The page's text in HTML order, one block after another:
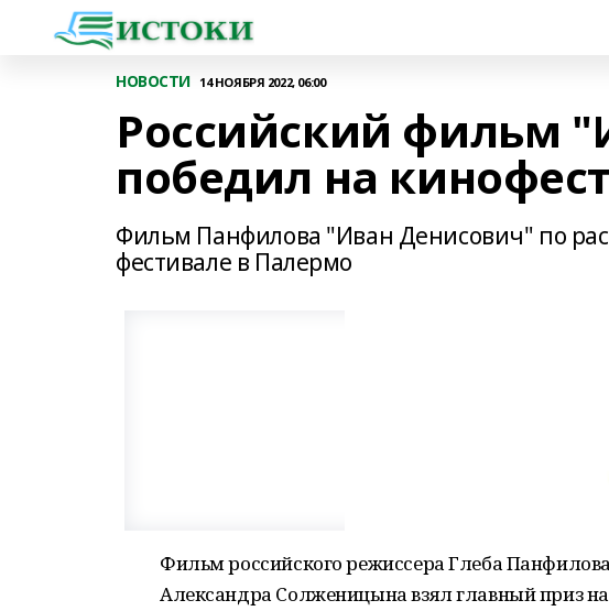
НОВОСТИ 14 НОЯБРЯ 2022, 06:00
Российский фильм
победил на
Фильм Панфилова "Иван Денисович" по
фестивале в Палермо
Фильм российского режиссера Глеба
Александра Солженицына взял главный приз